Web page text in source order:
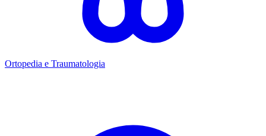
Ortopedia e Traumatologia